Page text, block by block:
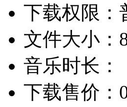
下载权限：
文件大小：
音乐时长：
下载售价：